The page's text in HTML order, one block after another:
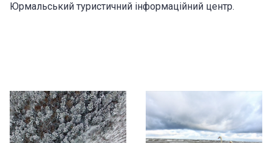
Юрмальський туристичний інформаційний центр.